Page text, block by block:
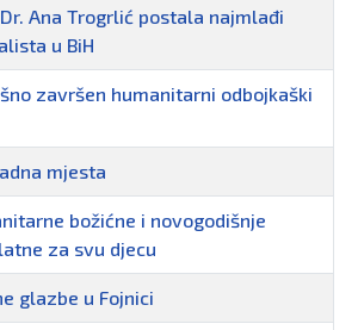
Dr. Ana Trogrlić postala najmlađi
u BiH
završen humanitarni odbojkaški
mjesta
božićne i novogodišnje
za svu djecu
glazbe u Fojnici